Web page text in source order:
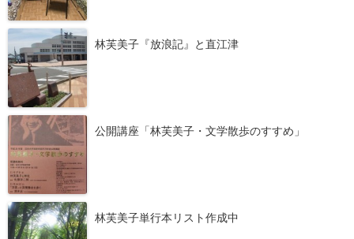
林芙美子『放浪記』と直江津
公開講座「林芙美子・文学散歩のすすめ」
林芙美子単行本リスト作成中